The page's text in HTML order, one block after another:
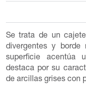
Se trata de un
divergentes y borde
superficie acentúa
destaca por su
de arcillas grises con